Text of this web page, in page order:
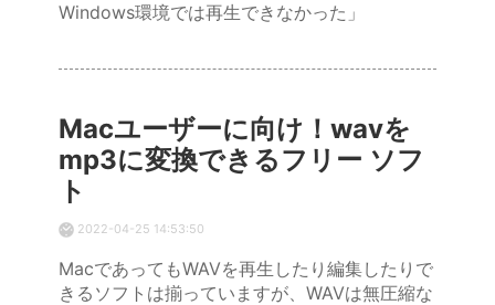
Windows環境では再生できなかった」
Macユーザーに向け！wavを
mp3に変換できるフリー ソフ
ト
2022-04-25 14:53:50
MacであってもWAVを再生したり編集したりで
きるソフトは揃っていますが、WAVは無圧縮な